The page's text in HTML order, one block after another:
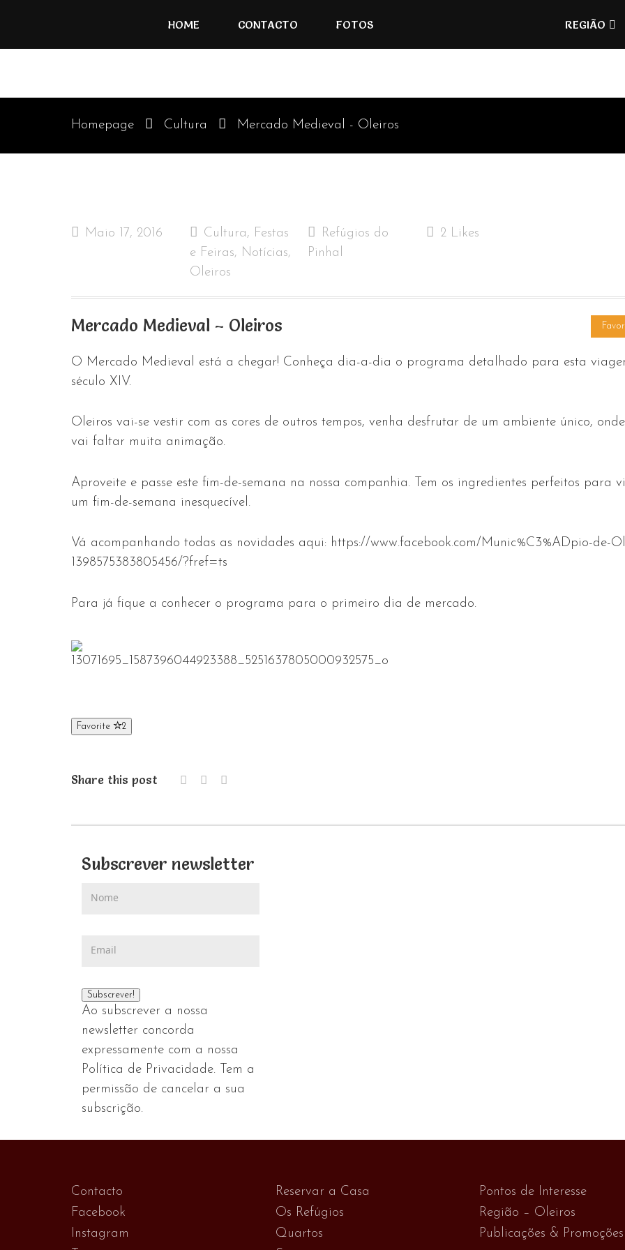
HOME CONTACTO FOTOS REGIÃO
Homepage Cultura Mercado Medieval - Oleiros
Maio 17, 2016 Cultura, Festas
e Feiras, Notícias,
Oleiros
Refúgios do
Pinhal
2Likes
Mercado Medieval – Oleiros
O Mercado Medieval está a chegar! Conheça dia-a-dia o programa detalhado para esta
século XIV.
Oleiros vai-se vestir com as cores de outros tempos, venha desfrutar de um ambiente único,
vai faltar muita animação.
Aproveite e passe este fim-de-semana na nossa companhia. Tem os ingredientes perfeitos para
um fim-de-semana inesquecível.
Vá acompanhando todas as novidades aqui: https://www.facebook.com/Munic%C3%ADpio-de-
1398575383805456/?fref=ts
Para já fique a conhecer o programa para o primeiro dia de mercado.
Favorite 2
Share this post
Subscrever newsletter
Ao subscrever a nossa
newsletter concorda
expressamente com a nossa
Política de Privacidade. Tem a
permissão de cancelar a sua
subscrição.
Contacto
Facebook
Instagram
Reservar a Casa
Os Refúgios
Quartos
Pontos de Interesse
Região – Oleiros
Publicações & Promoções